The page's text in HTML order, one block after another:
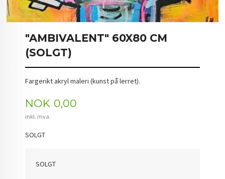
"AMBIVALENT" 60X80 CM
(SOLGT)
Fargerikt akryl maleri (kunst på lerret).
Pris
NOK 0,00
inkl. mva.
SOLGT
SOLGT